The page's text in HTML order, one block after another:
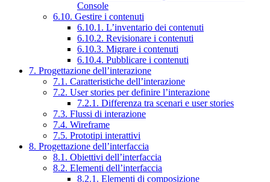
Console
6.10. Gestire i contenuti
6.10.1. L’inventario dei contenuti
6.10.2. Revisionare i contenuti
6.10.3. Migrare i contenuti
6.10.4. Pubblicare i contenuti
7. Progettazione dell’interazione
7.1. Caratteristiche dell’interazione
7.2. User stories per definire l’interazione
7.2.1. Differenza tra scenari e user stories
7.3. Flussi di interazione
7.4. Wireframe
7.5. Prototipi interattivi
8. Progettazione dell’interfaccia
8.1. Obiettivi dell’interfaccia
8.2. Elementi dell’interfaccia
8.2.1. Elementi di composizione